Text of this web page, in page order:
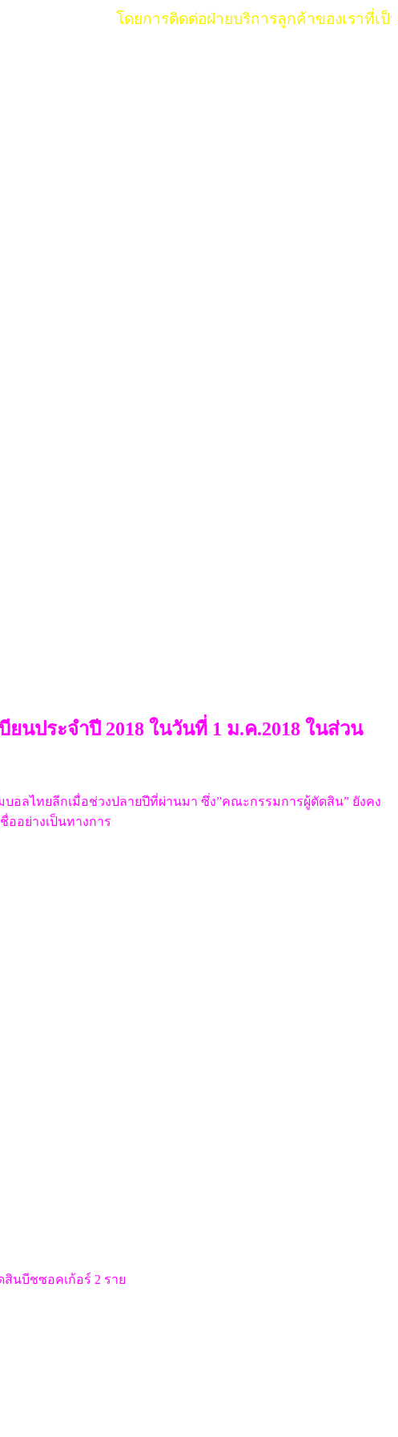
โดยการติดต่อฝ่ายบริการลูกค้าของเราที่เป็นมื
ประจำปี 2018 ในวันที่ 1 ม.ค.2018 ในส่วน
ลไทยลีกเมื่อช่วงปลายปีที่ผ่านมา ซึ่ง”คณะกรรมการผู้ตัดสิน” ยังคง
ออย่างเป็นทางการ
นบีชซอคเก้อร์ 2 ราย